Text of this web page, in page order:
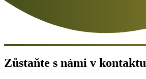
Zůstaňte s námi v kontaktu